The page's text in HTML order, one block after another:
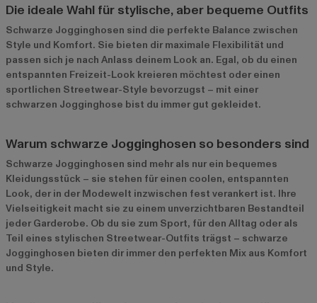
Die ideale Wahl für stylische, aber bequeme Outfits
Schwarze Jogginghosen sind die perfekte Balance zwischen
Style und Komfort. Sie bieten dir maximale Flexibilität und
passen sich je nach Anlass deinem Look an. Egal, ob du einen
entspannten Freizeit-Look kreieren möchtest oder einen
sportlichen Streetwear-Style bevorzugst – mit einer
schwarzen Jogginghose bist du immer gut gekleidet.
Warum schwarze Jogginghosen so besonders sind
Schwarze Jogginghosen sind mehr als nur ein bequemes
Kleidungsstück – sie stehen für einen coolen, entspannten
Look, der in der Modewelt inzwischen fest verankert ist. Ihre
Vielseitigkeit macht sie zu einem unverzichtbaren Bestandteil
jeder Garderobe. Ob du sie zum Sport, für den Alltag oder als
Teil eines stylischen Streetwear-Outfits trägst – schwarze
Jogginghosen bieten dir immer den perfekten Mix aus Komfort
und Style.